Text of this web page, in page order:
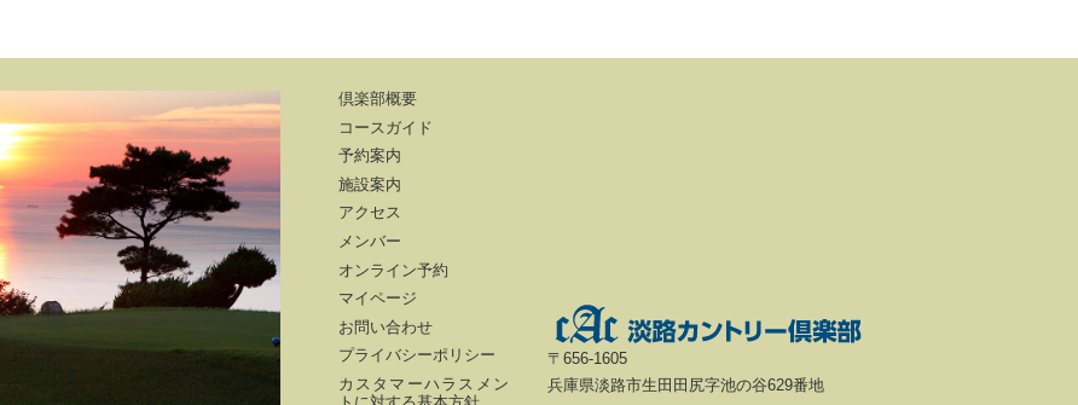
倶楽部概要
コースガイド
予約案内
施設案内
アクセス
メンバー
オンライン予約
マイページ
お問い合わせ
プライバシーポリシー
カスタマーハラスメン
〒656-1605
兵庫県淡路市生田田尻字池の谷629番地